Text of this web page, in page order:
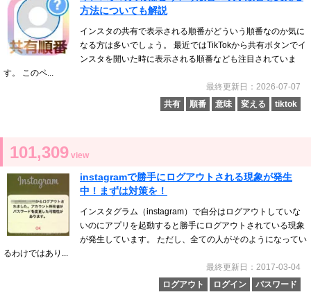
方法についても解説
インスタの共有で表示される順番がどういう順番なのか気に
なる方は多いでしょう。 最近ではTikTokから共有ボタンでイ
ンスタを開いた時に表示される順番なども注目されていま
す。 このペ...
最終更新日：2026-07-07
共有
順番 意味 変える tiktok
101,309 view
instagramで勝手にログアウトされる現象が発生
中！まずは対策を！
インスタグラム（instagram）で自分はログアウトしていな
いのにアプリを起動すると勝手にログアウトされている現象
が発生しています。 ただし、全ての人がそのようになってい
るわけではあり...
最終更新日：2017-03-04
ログアウト
ログイン パスワード